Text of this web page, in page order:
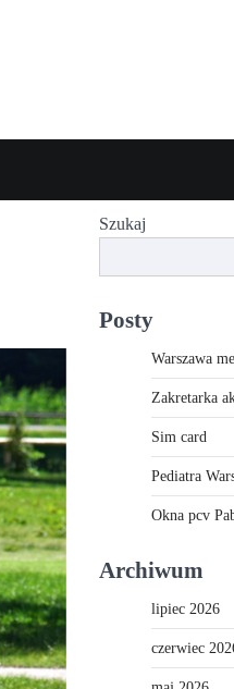
Szukaj
Posty
Warszawa
Zakretarka
Sim card
Pediatra
Okna pcv
Archiwum
lipiec 2026
czerwiec